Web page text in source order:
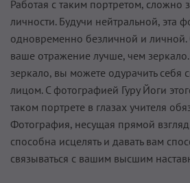
Работая с таким портретом, сложно
личности. Будучи нейтральной, эта
одновременно безличной и
ваше отражение лучше, чем
зеркало, вы можете одурачить себя
лицом. С фотографией Гуру Йоги
таком портрете в глазах учителя
Фотография, несущая прямой
способна исцелять и давать вам
связываться с вашим высшим